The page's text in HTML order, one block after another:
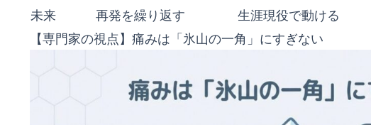
未来
再発を繰り返す
生涯現役で動ける
【専門家の視点】痛みは「氷山の一角」にすぎない